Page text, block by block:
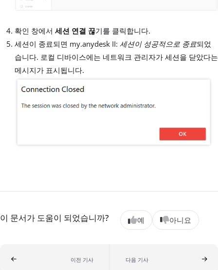
확인 창에서 세션 연결 끊기를 클릭합니다.
세션이 종료되면 my.anydesk II: 세션이 성공적으로 종료되었
습니다. 로컬 디바이스에는 네트워크 관리자가 세션을 닫았다는
메시지가 표시됩니다.
이 문서가 도움이 되었습니까? 예 아니요
이전 기사 다음 기사